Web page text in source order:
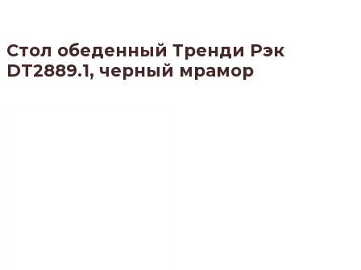
Стол обеденный Тренди Рэк
DT2889.1, черный мрамор